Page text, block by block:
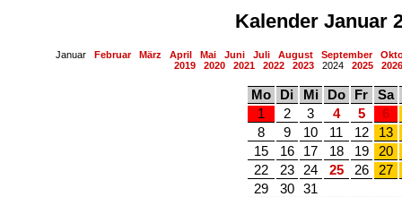
Kalender Januar
Januar Februar März April Mai Juni Juli August September
2019
2020 2021 2022 20232024 2025 2026
Mo Di Mi Do Fr
Sa
1
2 3 4 5
6
8
9 10 11 12
13
15
16 17 18 19
20
22
23 24 25 26
27
29
30 31